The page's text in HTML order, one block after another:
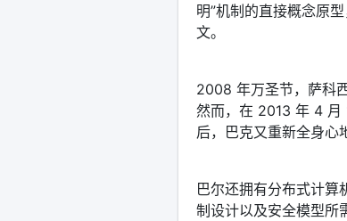
明”机制的直接概念原
文。
2008 年万圣节，萨科
然而，在 2013 年 4 月
后，巴克又重新全身心
巴尔还拥有分布式计算
制设计以及安全模型所